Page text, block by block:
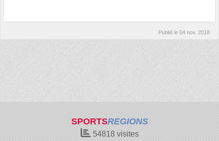
Publié le 04 nov. 2018
SPORTSREGIONS
54818visites